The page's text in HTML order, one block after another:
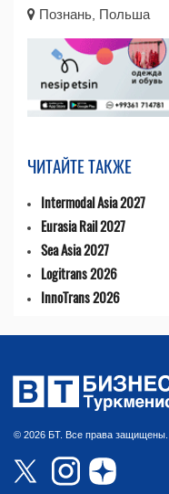
Познань, Польша
ЧИТАЙТЕ ТАКЖЕ
Intermodal Asia 2027
Eurasia Rail 2027
Sea Asia 2027
Logitrans 2026
InnoTrans 2026
© 2026 БТ. Все права защищены.